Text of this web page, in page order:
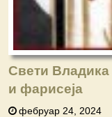
Свети
и фарисеја
фебруар 24, 2024